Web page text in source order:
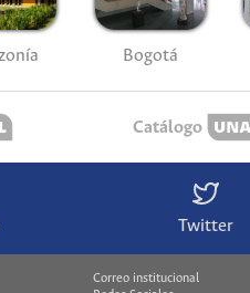
Bogotá
Catálogo
Twitter
Correo institucional